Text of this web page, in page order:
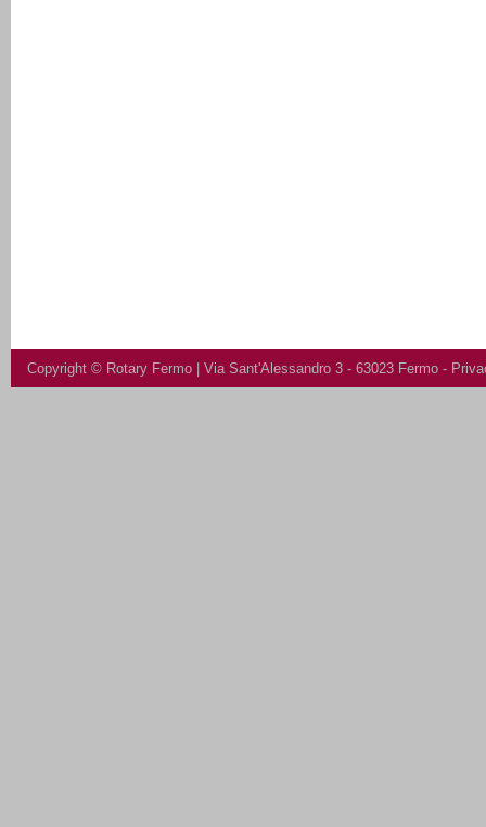
Copyright © Rotary Fermo | Via Sant'Alessandro 3 - 63023 Fermo -